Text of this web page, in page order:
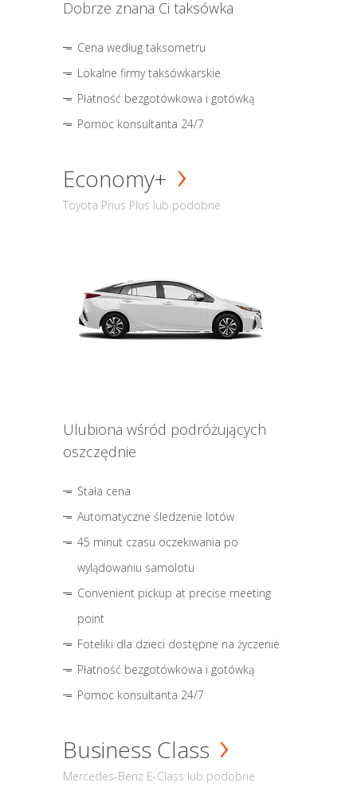
Dobrze znana Ci taksówka
Cena według taksometru
Lokalne firmy taksówkarskie
Płatność bezgotówkowa i gotówką
Pomoc konsultanta 24/7
Economy+
Toyota Prius Plus lub podobne
Ulubiona wśród podróżujących
oszczędnie
Stała cena
Automatyczne śledzenie lotów
45 minut czasu oczekiwania po
wylądowaniu samolotu
Convenient pickup at precise meeting
point
Foteliki dla dzieci dostępne na życzenie
Płatność bezgotówkowa i gotówką
Pomoc konsultanta 24/7
Business Class
Mercedes-Benz E-Class lub podobne